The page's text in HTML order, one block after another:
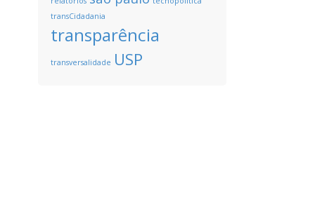
transCidadania
transparência
transversalidade USP